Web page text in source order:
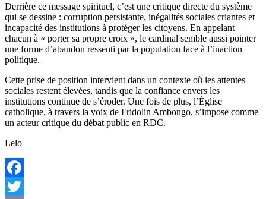
Derrière ce message spirituel, c’est une critique directe du système
qui se dessine : corruption persistante, inégalités sociales criantes et
incapacité des institutions à protéger les citoyens. En appelant
chacun à « porter sa propre croix », le cardinal semble aussi pointer
une forme d’abandon ressenti par la population face à l’inaction
politique.
Cette prise de position intervient dans un contexte où les attentes
sociales restent élevées, tandis que la confiance envers les
institutions continue de s’éroder. Une fois de plus, l’Église
catholique, à travers la voix de Fridolin Ambongo, s’impose comme
un acteur critique du débat public en RDC.
Lelo
Facebook